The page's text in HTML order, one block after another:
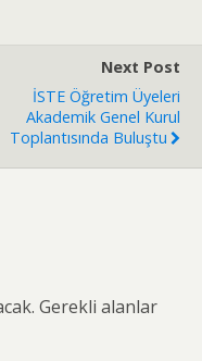
Next Post
İSTE Öğretim Üyeleri
Akademik Genel Kurul
Toplantısında Buluştu
Gerekli alanlar